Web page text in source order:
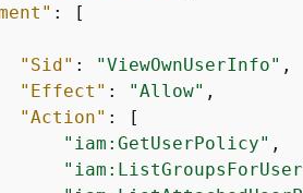
: [
"Sid" : "ViewOwnUserInfo" ,
"Effect" : "Allow" ,
"Action" : [
"iam:GetUserPolicy" ,